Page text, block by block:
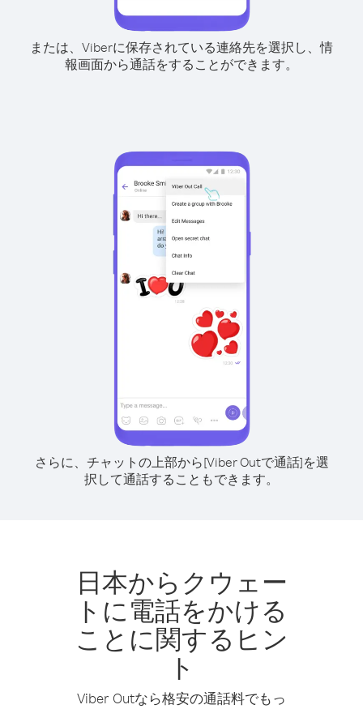
または、Viberに保存されている連絡先を選択し、情
報画面から通話をすることができます。
さらに、チャットの上部から[Viber Outで通話]を選
択して通話することもできます。
日本からクウェー
トに電話をかける
ことに関するヒン
ト
Viber Outなら格安の通話料でもっ